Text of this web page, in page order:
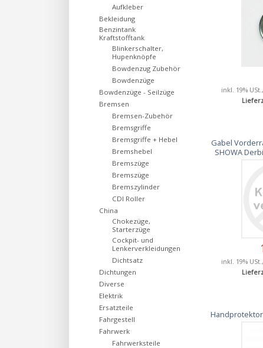
inkl. 19%
Gabel
SHOWA
inkl. 19%
Aufkleber
Bekleidung
Benzintank
Kraftstofftank
Blinkerschalter,
Hupenknöpfe
Bowdenzug Zubehör
Bowdenzüge
Bowdenzüge - Seilzüge
Bremsen
Bremsen-Zubehör
Bremsgriffe
Bremsgriffe + Hebel
Bremshebel
Bremszüge
Bremszüge
Bremszylinder
CDI Roller
China
Chokezüge,
Starterzüge
Cockpit- und
Lenkerverkleidungen
Dichtsatz
Dichtungen
Diverse
Elektrik
Ersatzteile
Fahrgestell
Fahrwerk
Fahrwerksteile